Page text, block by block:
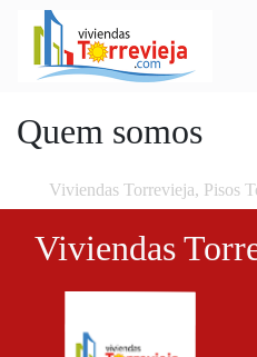
Quem somos
Viviendas Torrevieja, Pisos
Viviendas